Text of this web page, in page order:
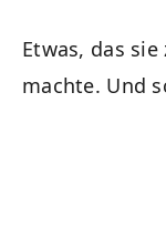
Etwas, das
machte. Und